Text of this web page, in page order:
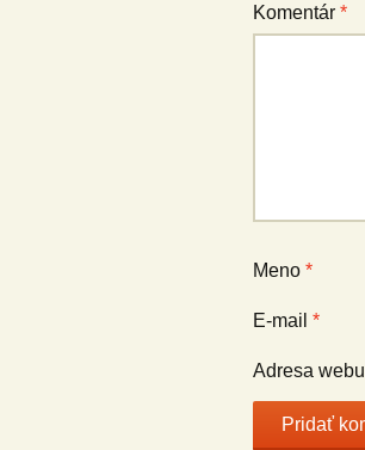
Komentár *
Meno *
E-mail *
Adresa webu